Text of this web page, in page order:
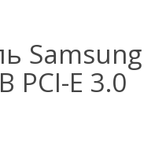
Samsung
PCI-E 3.0